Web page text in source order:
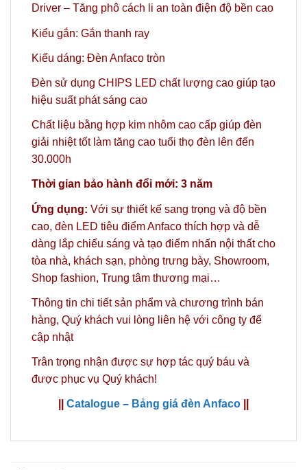
Driver – Tăng phô cách li an toàn điện độ bền cao
Kiểu gắn: Gắn thanh ray
Kiểu dáng: Đèn Anfaco tròn
Đèn sử dụng CHIPS LED chất lượng cao giúp tạo
hiệu suất phát sáng cao
Chất liệu bằng hợp kim nhôm cao cấp giúp đèn
giải nhiệt tốt làm tăng cao tuổi thọ đèn lên đến
30.000h
Thời gian bảo hành đổi mới: 3 năm
Ứng dụng: Với sự thiết kế sang trọng và độ bền
cao, đèn LED tiêu điểm Anfaco thích hợp và dễ
dàng lắp chiếu sáng và tạo điểm nhấn nội thất cho
tòa nhà, khách sạn, phòng trưng bày, Showroom,
Shop fashion, Trung tâm thương mại…
Thông tin chi tiết sản phẩm và chương trình bán
hàng, Quý khách vui lòng liên hệ với công ty để
cập nhật
Trân trọng nhận được sự hợp tác quý báu và
được phục vụ Quý khách!
Catalogue – Bảng giá đèn Anfaco